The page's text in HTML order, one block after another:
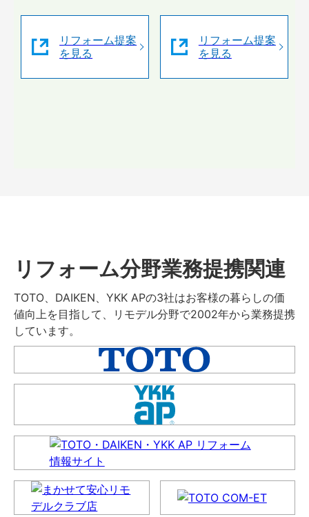
リフォーム提案
を見る
リフォーム提案
を見る
リフォーム分野業務提携関連
TOTO、DAIKEN、YKK APの3社はお客様の暮らしの価
値向上を目指して、リモデル分野で2002年から業務提携
しています。